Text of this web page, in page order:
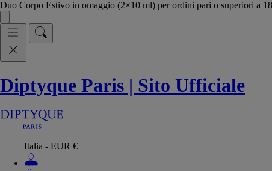
Duo Corpo Estivo in omaggio (2×10 ml) per ordini pari o superiori a
Diptyque Paris | Sito Ufficiale
Italia - EUR €